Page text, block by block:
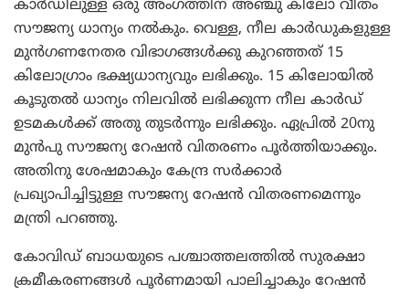
കാര്‍ഡിലുള്ള ഒരു അംഗത്തിന് അഞ്ചു കിലോ വീതം
സൗജന്യ ധാന്യം നല്‍കും. വെള്ള, നീല കാര്‍ഡുകളുള്ള
മുന്‍ഗണനേതര വിഭാഗങ്ങള്‍ക്കു കുറഞ്ഞത് 15
കിലോഗ്രാം ഭക്ഷ്യധാന്യവും ലഭിക്കും. 15 കിലോയില്‍
കൂടുതല്‍ ധാന്യം നിലവില്‍ ലഭിക്കുന്ന നീല കാര്‍ഡ്
ഉടമകള്‍ക്ക് അതു തുടര്‍ന്നും ലഭിക്കും. ഏപ്രില്‍ 20നു
മുന്‍പു സൗജന്യ റേഷന്‍ വിതരണം പൂര്‍ത്തിയാക്കും.
അതിനു ശേഷമാകും കേന്ദ്ര സര്‍ക്കാര്‍
പ്രഖ്യാപിച്ചിട്ടുള്ള സൗജന്യ റേഷന്‍ വിതരണമെന്നും
മന്ത്രി പറഞ്ഞു.
കോവിഡ് ബാധയുടെ പശ്ചാത്തലത്തില്‍ സുരക്ഷാ
ക്രമീകരണങ്ങള്‍ പൂര്‍ണമായി പാലിച്ചാകും റേഷന്‍